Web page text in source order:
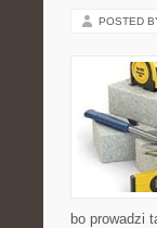
POSTED
bo prowadzi